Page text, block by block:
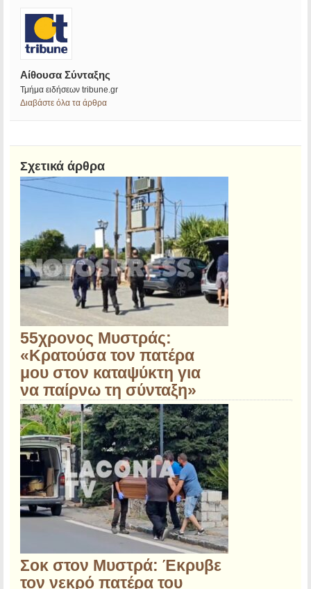
Αίθουσα Σύνταξης
Τμήμα ειδήσεων tribune.gr
Διαβάστε όλα τα άρθρα
Σχετικά άρθρα
55χρονος Μυστράς:
«Κρατούσα τον πατέρα
μου στον καταψύκτη για
να παίρνω τη σύνταξη»
Σοκ στον Μυστρά: Έκρυβε
τον νεκρό πατέρα του